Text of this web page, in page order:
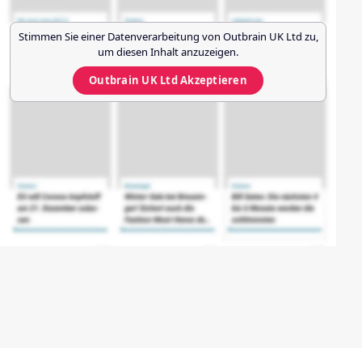
Stimmen Sie einer Datenverarbeitung von Outbrain UK Ltd zu,
um diesen Inhalt anzuzeigen.
Outbrain UK Ltd Akzeptieren